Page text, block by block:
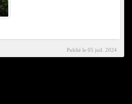
Publié le 05 juil. 2024